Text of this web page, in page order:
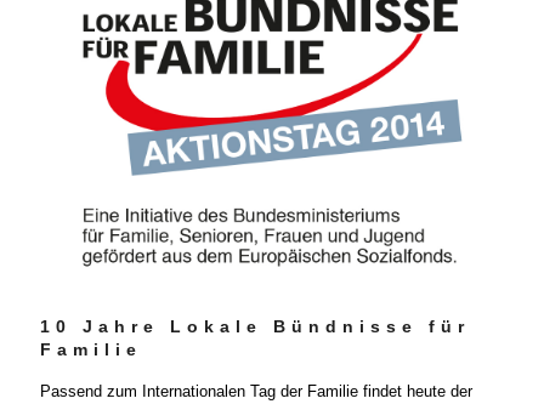
10 Jahre Lokale Bündnisse für
Familie
Passend zum Internationalen Tag der Familie findet heute der